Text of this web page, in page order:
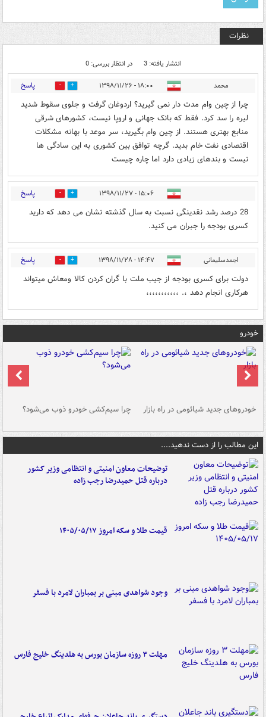
نظرات
انتشار یافته: 3 در انتظار بررسی: 0
محمد ۱۸:۰۰ - ۱۳۹۸/۱۱/۲۶ 2 پاسخ
چرا از چین وام مدت دار نمى گیرید؟ اردوغان گرفت و جلوی سقوط شدید
لیره را سد کرد. فقط که بانک جهانی و اروپا نیست، کشورهای شرقی
منابع بهتری هستند. از چین وام بگیرید، سر موعد با بهانه مشکلات
اقتصادی نفت خام بدید. گرچه توافق بین کشوری به این سادگی ها
نیست و بندهای زیادی دارد اما چاره چیست
۱۵:۰۶ - ۱۳۹۸/۱۱/۲۷ 0 پاسخ
28 درصد رشد نقدینگی نسبت به سال گذشته نشان می دهد که دارید
کسری بودجه را جبران می کنید.
اجمدسلیمانی ۱۴:۴۷ - ۱۳۹۸/۱۱/۲۸ 0 پاسخ
دولت برای کسری بودجه از جیب ملت با گران کردن کالا ومعاش میتواند
هرکاری انجام دهد ،. ،،،،،،،،،،،
خودرو
خودروهای جدید شیائومی در راه بازار چرا سیم‌کشی خودرو ذوب می‌شود؟
این مطالب را از دست ندهید....
توضیحات معاون امنیتی و انتظامی وزیر کشور
درباره قتل حمیدرضا رجب زاده
قیمت طلا و سکه امروز ۱۴۰۵/۰۵/۱۷
وجود شواهدی مبنی بر بمباران لامرد با فسفر
مهلت ۳ روزه سازمان بورس به هلدینگ خلیج فارس